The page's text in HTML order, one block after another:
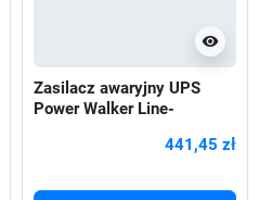
visibility
Zasilacz awaryjny UPS
Power Walker Line-
441,45 zł